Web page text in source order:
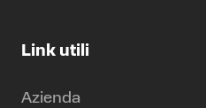
Link utili
Azienda